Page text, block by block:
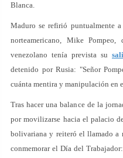
Blanca.
Maduro se refirió puntualmente
norteamericano, Mike
venezolano tenía prevista su
detenido por Rusia: "Señor
cuánta mentira y manipulación en
Tras hacer una balance de la
por movilizarse hacia el palacio
bolivariana y reiteró el llamado a
conmemorar el Día del